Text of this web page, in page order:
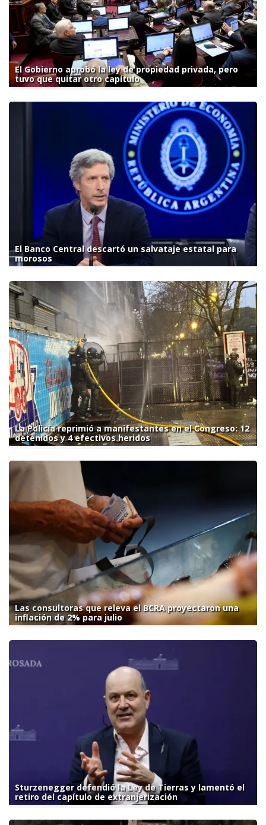
El Gobierno aprobó la ley de propiedad privada, pero
tuvo que quitar otro capítulo
El Banco Central descartó un salvataje estatal para
morosos
La Policía reprimió a manifestantes en el Congreso: 12
detenidos y 4 efectivos heridos
Las consultoras que releva el BCRA proyectaron una
inflación de 2% para julio
Sturzenegger defendió la Ley de Tierras y lamentó el
retiro del capítulo de extranjerización